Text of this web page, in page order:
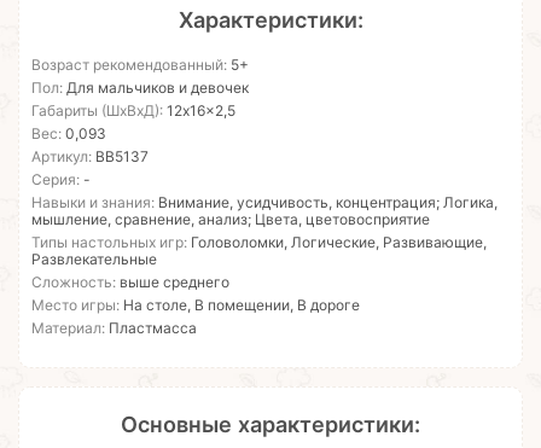
Характеристики:
Возраст рекомендованный: 5+
Пол: Для мальчиков и девочек
Габариты (ШхВхД): 12x16x2,5
Вес: 0,093
Артикул: ВВ5137
Серия: -
Навыки и знания: Внимание, усидчивость, концентрация; Логика,
мышление, сравнение, анализ; Цвета, цветовосприятие
Типы настольных игр: Головоломки, Логические, Развивающие,
Развлекательные
Сложность: выше среднего
Место игры: На столе, В помещении, В дороге
Материал: Пластмасса
Основные характеристики: